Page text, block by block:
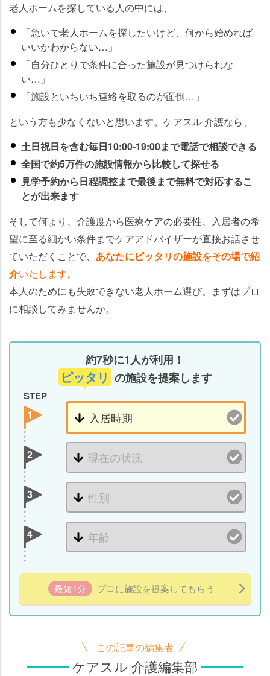
老人ホームを探している人の中には、
「急いで老人ホームを探したいけど、何から始めれば
いいかわからない…」
「自分ひとりで条件に合った施設が見つけられな
い…」
「施設といちいち連絡を取るのが面倒…」
という方も少なくないと思います。ケアスル 介護なら、
土日祝日を含む毎日10:00-19:00まで電話で相談できる
全国で約5万件の施設情報から比較して探せる
見学予約から日程調整まで最後まで無料で対応するこ
とが出来ます
そして何より、介護度から医療ケアの必要性、入居者の希
望に至る細かい条件までケアアドバイザーが直接お話させ
ていただくことで、 あなたにピッタリの施設をその場で紹
介いたします。
本人のためにも失敗できない老人ホーム選び。まずはプロ
に相談してみませんか。
約7秒に1人が利用！
ピッタリ の施設を提案します
STEP
1
2
3
4
最短1分 プロに施設を提案してもらう
この記事の編集者
ケアスル 介護編集部